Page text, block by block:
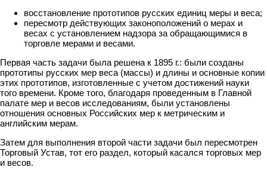
восстановление прототипов русских единиц меры и веса;
пересмотр действующих законоположений о мерах и
весах с установ­лением надзора за обращающимися в
торговле мерами и весами.
Первая часть задачи была решена к 1895 г.: были созданы
прототипы русских мер веса (массы) и длины и основные копии
этих прототипов, изготовленные с учетом достижений науки
того времени. Кроме того, благодаря проведенным в Главной
палате мер и весов исследованиям, были установлены
отношения основных Российских мер к метрическим и
английским мерам.
Затем для выполнения второй части задачи был пересмотрен
Торговый Устав, тот его раздел, который касался торговых мер
и весов.